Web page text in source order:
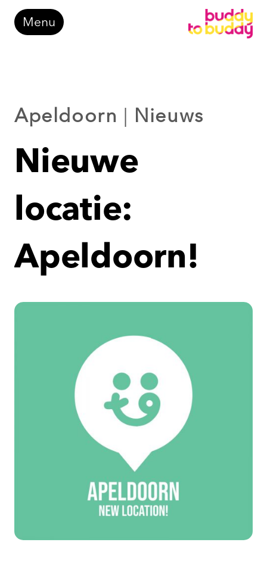
Doorgaan
naarMenu
Apeldoorn Nieuws
Nieuwe
locatie:
Apeldoorn!